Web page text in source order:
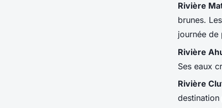
Rivière
brunes.
journée de
Rivière
Ses eaux
Rivière
destination